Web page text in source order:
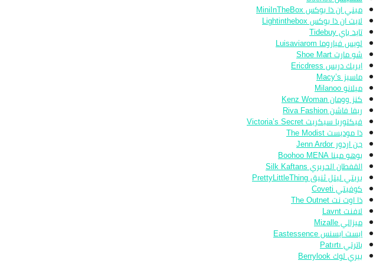
ميني ان ذا بوكس MiniInTheBox
لايت ان ذا بوكس Lightinthebox
تايد باي Tidebuy
لويس فياروما Luisaviarom
شو مارت Shoe Mart
ايريك دريس Ericdress
ماسيز Macy’s
ميلانو Milanoo
كنز وومان Kenz Woman
ريفا فاشن Riva Fashion
فيكتوريا سيكريت Victoria’s Secret
ذا موديست The Modist
جن اردور Jenn Ardor
بوهو مينا Boohoo MENA
القفطان الحريري Silk Kaftans
بريتي ليتل ثنيق PrettyLittleThing
كوفيتي Coveti
ذا اوت نت The Outnet
لافنت Lavnt
ميزالي Mizalle
ايست ايسنس Eastessence
باترتي Patırtı
بيري لوك Berrylook